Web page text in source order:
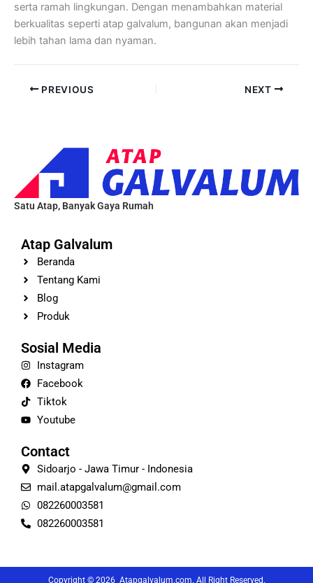
serta ramah lingkungan. Dengan menambahkan material
berkualitas seperti atap galvalum, bangunan akan menjadi
lebih tahan lama dan nyaman.
PREVIOUS NEXT
Satu Atap, Banyak Gaya Rumah
Atap Galvalum
Beranda
Tentang Kami
Blog
Produk
Sosial Media
Instagram
Facebook
Tiktok
Youtube
Contact
Sidoarjo - Jawa Timur - Indonesia
mail.atapgalvalum@gmail.com
082260003581
082260003581
Copyright © 2026 Atapgalvalum.com. All Right Reserved.